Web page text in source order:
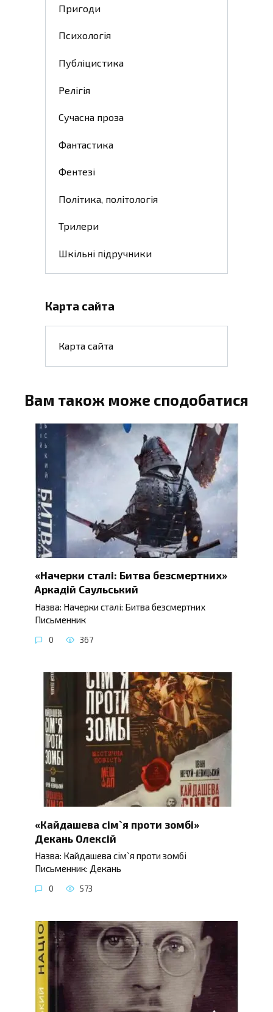
Пригоди
Психологія
Публіцистика
Релігія
Сучасна проза
Фантастика
Фентезі
Політика, політологія
Трилери
Шкільні підручники
Карта сайта
Карта сайта
Вам також може сподобатися
«Начерки сталі: Битва безсмертних»
Аркадій Саульський
Назва: Начерки сталі: Битва безсмертних
Письменник
0 367
«Кайдашева сім`я проти зомбі»
Декань Олексій
Назва: Кайдашева сім`я проти зомбі
Письменник: Декань
0 573